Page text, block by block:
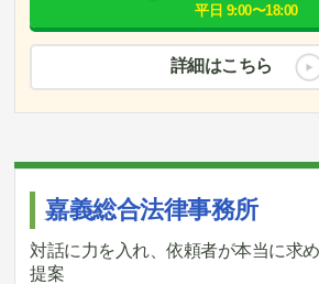
平日 9:00〜18:00
詳細はこちら
嘉義総合法律事務所
対話に力を入れ、依頼者が本当に求
提案